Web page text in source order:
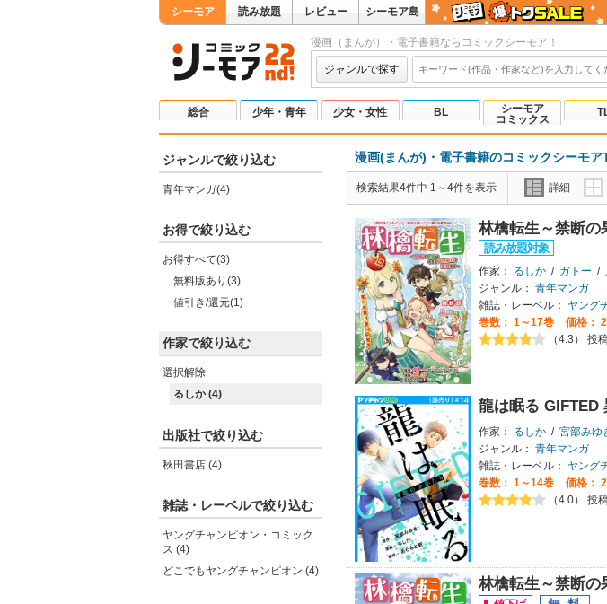
シーモア 読み放題 レビュー シーモア島
漫画（まんが）・電子書籍ならコミックシーモア！
ジャンルで探す
総合 少年・青年 少女・女性 BL
シーモア
コミックス
ジャンルで絞り込む
青年マンガ(4)
お得で絞り込む
お得すべて(3)
無料版あり(3)
値引き/還元(1)
作家で絞り込む
選択解除
るしか (4)
出版社で絞り込む
秋田書店 (4)
雑誌・レーベルで絞り込む
ヤングチャンピオン・コミック
ス (4)
どこでもヤングチャンピオン (4)
漫画(まんが)・電子書籍のコミックシーモア
検索結果4件中 1～4件を表示 詳細
林檎転生～禁断の
作家： るしか / ガトー /
ジャンル： 青年マンガ
雑誌・レーベル：
ヤング
巻数： 1～17巻
価格：
（4.3） 投
龍は眠る GIFTED
作家： るしか / 宮部みゆ
ジャンル： 青年マンガ
雑誌・レーベル：
ヤング
巻数： 1～14巻
価格：
（4.0） 投
林檎転生～禁断の